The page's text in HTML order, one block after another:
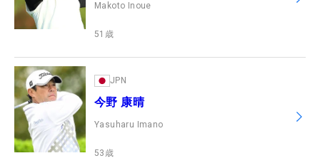
Makoto Inoue
51 歳
JPN
今野 康晴
Yasuharu Imano
53 歳